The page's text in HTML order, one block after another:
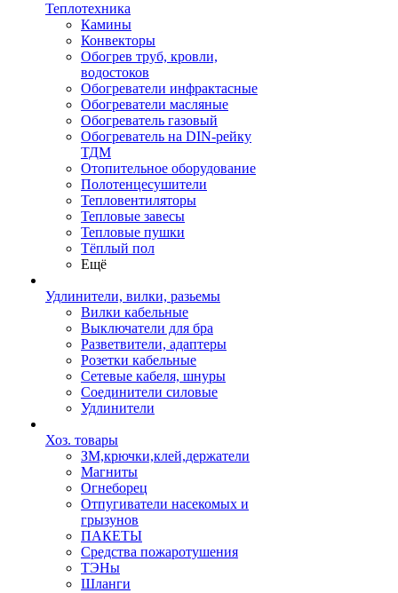
Теплотехника
Камины
Конвекторы
Обогрев труб, кровли,
водостоков
Обогреватели инфрактасные
Обогреватели масляные
Обогреватель газовый
Обогреватель на DIN-рейку
ТДМ
Отопительное оборудование
Полотенцесушители
Тепловентиляторы
Тепловые завесы
Тепловые пушки
Тёплый пол
Ещё
Удлинители, вилки, разьемы
Вилки кабельные
Выключатели для бра
Разветвители, адаптеры
Розетки кабельные
Сетевые кабеля, шнуры
Соединители силовые
Удлинители
Хоз. товары
ЗМ,крючки,клей,держатели
Магниты
Огнеборец
Отпугиватели насекомых и
грызунов
ПАКЕТЫ
Средства пожаротушения
ТЭНы
Шланги